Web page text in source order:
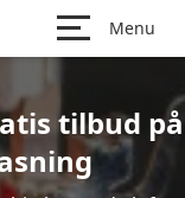
Menu
tilbud på